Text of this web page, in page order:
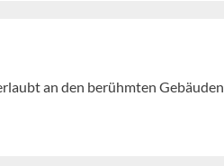
an den berühmten Gebäuden